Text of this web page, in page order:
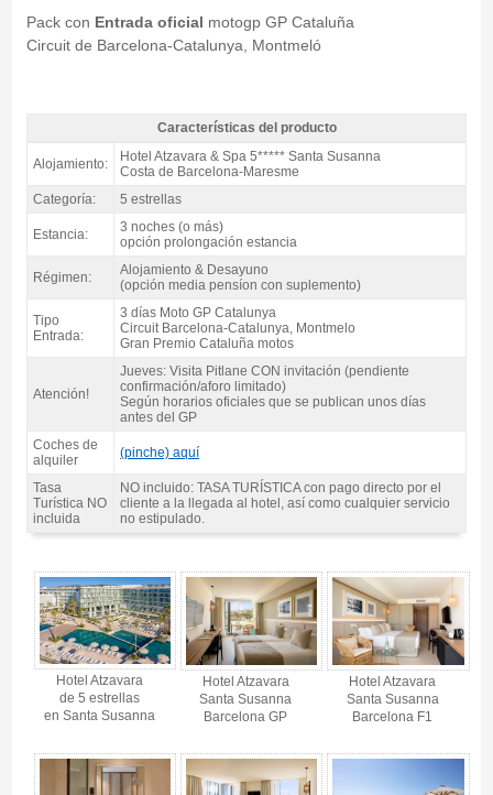
Pack con Entrada oficial motogp GP Cataluña
Circuit de Barcelona-Catalunya, Montmeló
Pack Costa motogp Catalunya, Hotel Atzavara & Spa 5* / 3 noches A.D. -
Características del producto
Características del producto
Alojamiento:
Hotel Atzavara & Spa 5***** Santa Susanna
Costa de Barcelona-Maresme
Categoría:
5 estrellas
Estancia:
3 noches (o más)
opción prolongación estancia
Régimen:
Alojamiento & Desayuno
(opción media pensíon con suplemento)
Tipo
Entrada:
3 días Moto GP Catalunya
Circuit Barcelona-Catalunya, Montmelo
Gran Premio Cataluña motos
Atención!
Jueves: Visita Pitlane CON invitación (pendiente
confirmación/aforo limitado)
Según horarios oficiales que se publican unos días
antes del GP
Coches de
alquiler
(pinche) aquí
Tasa
Turística NO
incluida
NO incluido: TASA TURÍSTICA con pago directo por el
cliente a la llegada al hotel, así como cualquier servicio
no estipulado.
Gallery 4
Hotel Atzavara
de 5 estrellas
en Santa Susanna
Hotel Atzavara
Santa Susanna
Barcelona GP
Hotel Atzavara
Santa Susanna
Barcelona F1